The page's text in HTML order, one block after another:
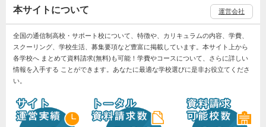
本サイトについて 運営会社
全国の通信制高校・サポート校について、特徴や、カリキュラムの内容、学費、
スクーリング、学校生活、募集要項など豊富に掲載しています。本サイト上から
各学校へ まとめて資料請求(無料)も可能！学費やコースについて、さらに詳しい
情報を入手する ことができます。あなたに最適な学校選びに是非お役立てくださ
い。